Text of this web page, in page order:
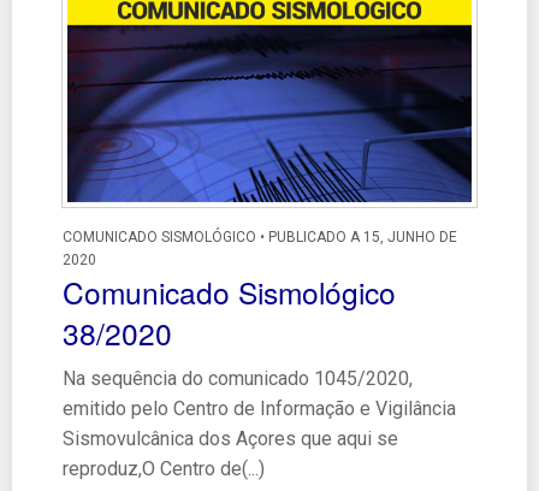
COMUNICADO SISMOLÓGICO • PUBLICADO A 15, JUNHO DE
2020
Comunicado Sismológico
38/2020
Na sequência do comunicado 1045/2020,
emitido pelo Centro de Informação e Vigilância
Sismovulcânica dos Açores que aqui se
reproduz,O Centro de(...)